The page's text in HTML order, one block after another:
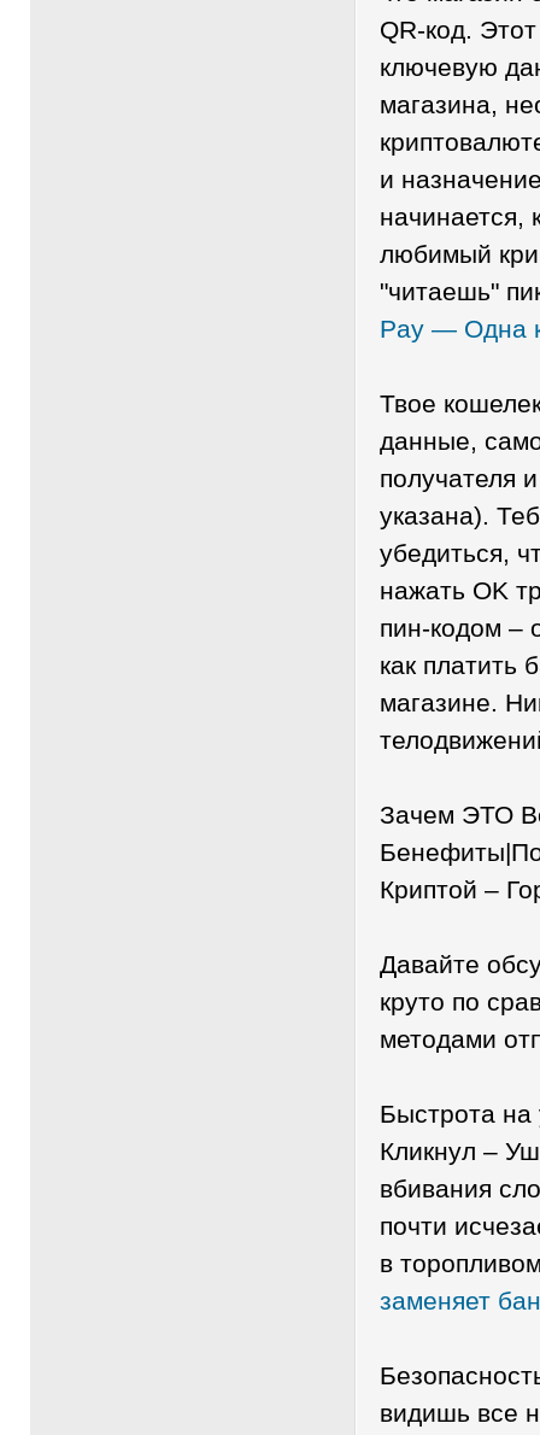
QR-код.
ключевую
магазина,
и
начинается,
любимый
"читаешь"
Pay — Одна
Твое
данные,
получателя
указана).
убедиться,
нажать OK
пин-кодом –
как платить
магазине.
Зачем ЭТО
Криптой –
Давайте
круто по
методами
Быстрота
Кликнул –
вбивания
почти
в
заменяет
видишь все